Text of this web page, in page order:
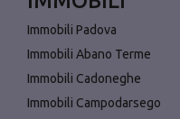
Immobili Padova
Immobili Abano Terme
Immobili Cadoneghe
Immobili Campodarsego